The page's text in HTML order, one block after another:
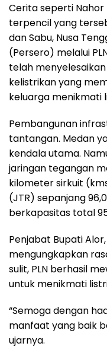
Cerita seperti Nahor
terpencil yang
dan Sabu, Nusa
(Persero) melalui
telah
kelistrikan yang
keluarga menikmati
Pembangunan
tantangan. Medan
kendala utama.
jaringan tegangan
kilometer sirkuit
(JTR) sepanjang
berkapasitas total
Penjabat Bupati
mengungkapkan
sulit, PLN berhasil
untuk menikmati
“Semoga dengan
manfaat yang baik
ujarnya.